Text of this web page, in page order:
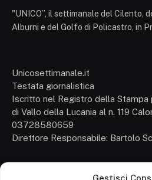
Gestisci
"UNICO”, il settimanale del Cilento,
Alburni e del Golfo di Policastro, in
Unicosettimanale.it
Testata giornalistica
Iscritto nel Registro della Stampa
di Vallo della Lucania al n. 119
03728580659
Direttore Responsabile: Bartolo